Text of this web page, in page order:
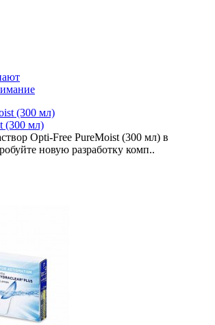
(300 мл)
Opti-Free PureMoist (300 мл) в
новую разработку комп..